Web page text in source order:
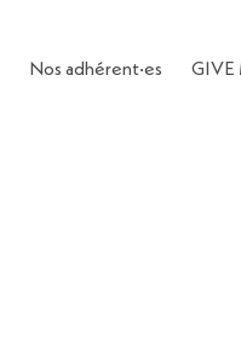
Nos adhérent·es GIVE